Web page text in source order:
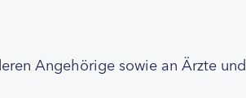
Angehörige sowie an Ärzte und